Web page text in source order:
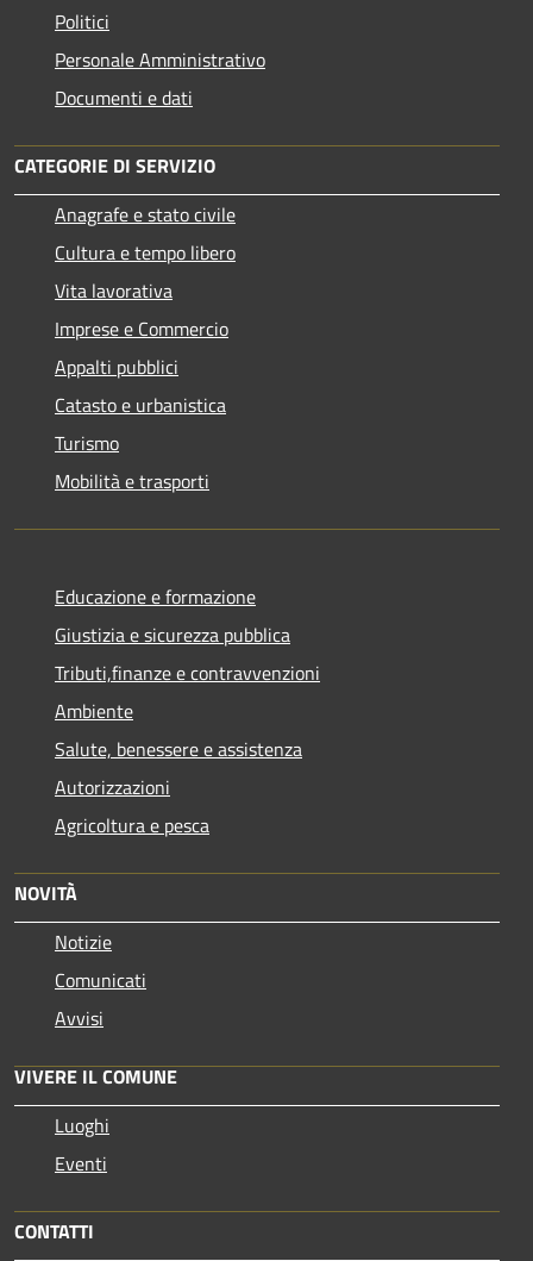
Politici
Personale Amministrativo
Documenti e dati
CATEGORIE DI SERVIZIO
Anagrafe e stato civile
Cultura e tempo libero
Vita lavorativa
Imprese e Commercio
Appalti pubblici
Catasto e urbanistica
Turismo
Mobilità e trasporti
Educazione e formazione
Giustizia e sicurezza pubblica
Tributi,finanze e contravvenzioni
Ambiente
Salute, benessere e assistenza
Autorizzazioni
Agricoltura e pesca
NOVITÀ
Notizie
Comunicati
Avvisi
VIVERE IL COMUNE
Luoghi
Eventi
CONTATTI